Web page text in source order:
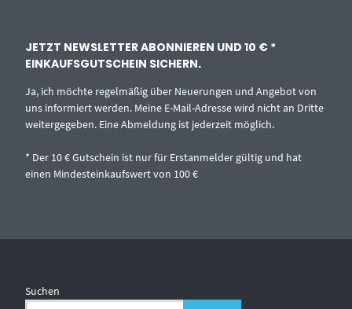
JETZT NEWSLETTER ABONNIEREN UND 10 € *
EINKAUFSGUTSCHEIN SICHERN.
Ja, ich möchte regelmäßig über Neuerungen und Angebot von
uns informiert werden. Meine E-Mail-Adresse wird nicht an Dritte
weitergegeben. Eine Abmeldung ist jederzeit möglich.
* Der 10 € Gutschein ist nur für Erstanmelder gültig und hat
einen Mindesteinkaufswert von 100 €
Suchen